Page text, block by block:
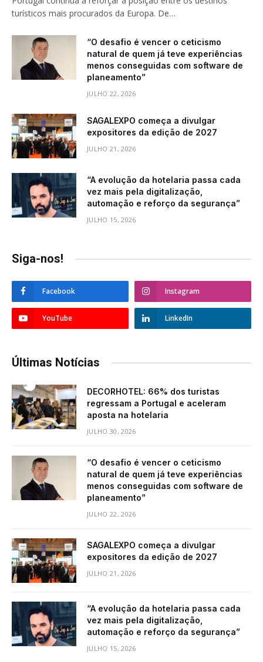
turísticos mais procurados da Europa. De…
“O desafio é vencer o ceticismo
natural de quem já teve experiências
menos conseguidas com software de
planeamento”
JULHO 22, 2026
SAGALEXPO começa a divulgar
expositores da edição de 2027
JULHO 21, 2026
“A evolução da hotelaria passa cada
vez mais pela digitalização,
automação e reforço da segurança”
JULHO 15, 2026
Siga-nos!
Facebook Instagram
YouTube LinkedIn
Últimas Notícias
DECORHOTEL: 66% dos turistas
regressam a Portugal e aceleram
aposta na hotelaria
JULHO 30, 2026
“O desafio é vencer o ceticismo
natural de quem já teve experiências
menos conseguidas com software de
planeamento”
JULHO 22, 2026
SAGALEXPO começa a divulgar
expositores da edição de 2027
JULHO 21, 2026
“A evolução da hotelaria passa cada
vez mais pela digitalização,
automação e reforço da segurança”
JULHO 15, 2026